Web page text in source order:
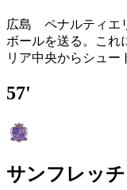
広島 ペナルティエ
ボールを送る。これ
リア中央からシュー
57'
サンフレッ